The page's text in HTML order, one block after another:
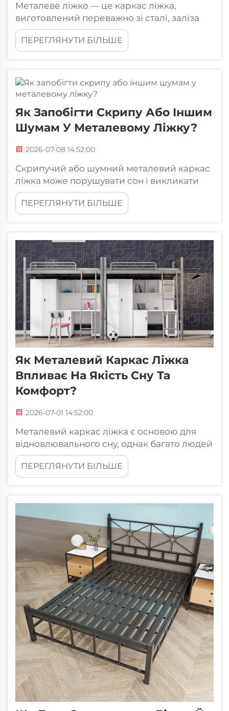
Металеве ліжко — це каркас ліжка,
виготовлений переважно зі сталі, заліза
або алюмінію, що є виразною
альтернативою традиційним дерев’яним
каркасам. Металеві ліжка набули значної
інституційних закладах...
ПЕРЕГЛЯНУТИ БІЛЬШЕ
Як Запобігти Скрипу Або Іншим
Шумам У Металевому Ліжку?
2026-07-08 14:52:00
Скрипучий або шумний металевий каркас
ліжка може порушувати сон і викликати
роздратування в будь-якій спальні.
Металеві каркаси ліжок популярні завдяки
своїй міцності, доступності та сучасному
часто виникають небажані звуки.
Незалежно від того, чи це скрип...
ПЕРЕГЛЯНУТИ БІЛЬШЕ
Як Металевий Каркас Ліжка
Впливає На Якість Сну Та
Комфорт?
2026-07-01 14:52:00
Металевий каркас ліжка є основою для
відновлювального сну, однак багато людей
недооцінюють, наскільки значно саме цей
один предмет меблів впливає на якість сну
та загальний комфорт. Вибір між
матеріалами ди...
ПЕРЕГЛЯНУТИ БІЛЬШЕ